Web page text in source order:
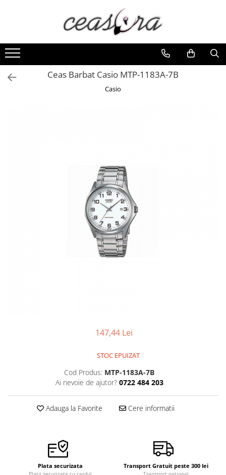
Toate Produsele
Baterii
AA, AAA, 9V
Accesorii baterii
Curele Casio
Curele cauciuc
Ceas Barbat Casio MTP-1183A-7B
Casio
147,44 Lei
STOC EPUIZAT
Cod Produs: MTP-1183A-7B
Ai nevoie de ajutor? 0722 484 203
Adauga la Favorite Cere informatii
Plata securizata
Plata securizata cu cardul
Transport Gratuit peste 300 lei
Transport national